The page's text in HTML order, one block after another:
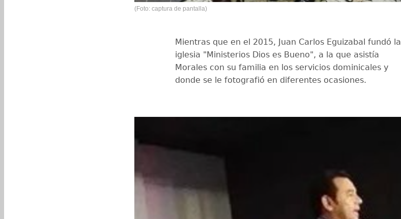
(Foto: captura de pantalla)
Mientras que en el 2015, Juan Carlos Eguizabal fundó la
iglesia "Ministerios Dios es Bueno", a la que asistía
Morales con su familia en los servicios dominicales y
donde se le fotografió en diferentes ocasiones.